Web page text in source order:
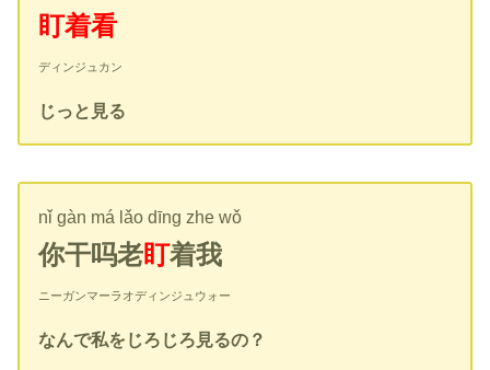
盯着看
ディンジュカン
じっと見る
nǐ gàn má lǎo dīng zhe wǒ
你干吗老盯着我
ニーガンマーラオディンジュウォー
なんで私をじろじろ見るの？